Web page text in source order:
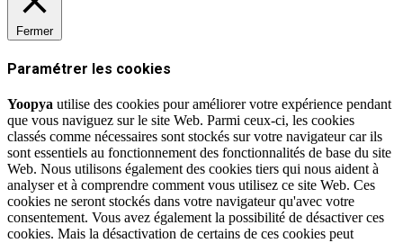
Fermer
Paramétrer les cookies
Yoopya utilise des cookies pour améliorer votre expérience pendant
que vous naviguez sur le site Web. Parmi ceux-ci, les cookies
classés comme nécessaires sont stockés sur votre navigateur car ils
sont essentiels au fonctionnement des fonctionnalités de base du site
Web. Nous utilisons également des cookies tiers qui nous aident à
analyser et à comprendre comment vous utilisez ce site Web. Ces
cookies ne seront stockés dans votre navigateur qu'avec votre
consentement. Vous avez également la possibilité de désactiver ces
cookies. Mais la désactivation de certains de ces cookies peut